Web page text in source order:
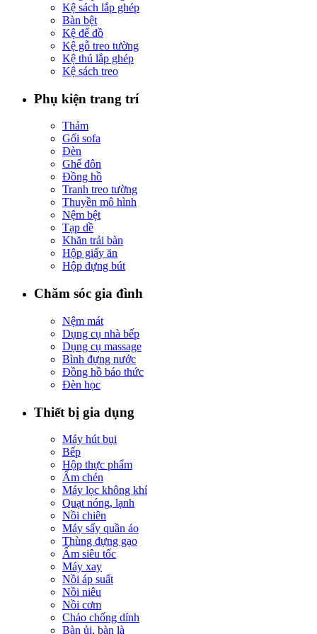
Kệ sách lắp ghép
Bàn bệt
Kệ để đồ
Kệ gỗ treo tường
Kệ thú lắp ghép
Kệ sách treo
Phụ kiện trang trí
Thảm
Gối sofa
Đèn
Ghế đôn
Đồng hồ
Tranh treo tường
Thuyền mô hình
Nệm bệt
Tạp dề
Khăn trải bàn
Hộp giấy ăn
Hộp đựng bút
Chăm sóc gia đình
Nệm mát
Dụng cụ nhà bếp
Dụng cụ massage
Bình đựng nước
Đồng hồ báo thức
Đèn học
Thiết bị gia dụng
Máy hút bụi
Bếp
Hộp thực phẩm
Ấm chén
Máy lọc không khí
Quạt nóng, lạnh
Nồi chiên
Máy sấy quần áo
Thùng đựng gạo
Ấm siêu tốc
Máy xay
Nồi áp suất
Nồi niêu
Nồi cơm
Chảo chống dính
Bàn ủi, bàn là